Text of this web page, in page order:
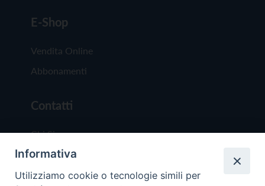
E-Shop
Vendita Online
Abbonamenti
Contatti
Chi Siamo
Redazione
Scrivici
Informativa
Utilizziamo cookie o tecnologie simili per